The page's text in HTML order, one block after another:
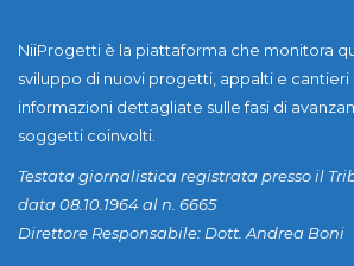
NiiProgetti è la piattaforma che monitora
sviluppo di nuovi progetti, appalti e cantieri
informazioni dettagliate sulle fasi di
soggetti coinvolti.
Testata giornalistica registrata presso il
data 08.10.1964 al n. 6665
Direttore Responsabile: Dott. Andrea Boni